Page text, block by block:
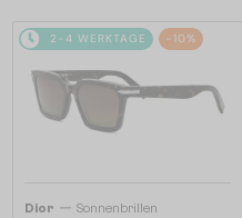
2-4 WERKTAGE -10%
Dior — Sonnenbrillen